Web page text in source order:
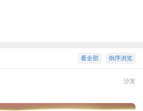
倒序浏览
看全部
沙发